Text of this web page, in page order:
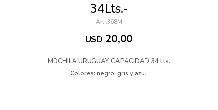
34Lts.-
368M
USD 20,00
MOCHILA URUGUAY. CAPACIDAD 34 Lts.
Colores: negro, gris y azul.